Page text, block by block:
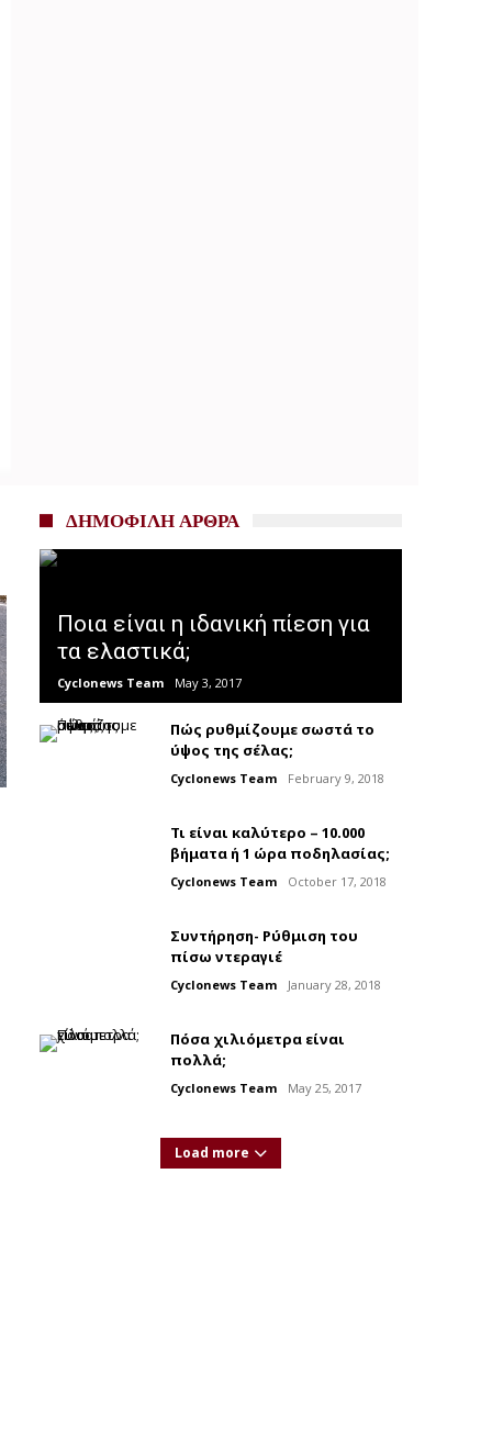
ΔΗΜΟΦΙΛΗ ΑΡΘΡΑ
Ποια είναι η ιδανική πίεση για
τα ελαστικά;
Cyclonews Team May 3, 2017
Πώς ρυθμίζουμε σωστά το
ύψος της σέλας;
Cyclonews Team February 9, 2018
Τι είναι καλύτερο – 10.000
βήματα ή 1 ώρα ποδηλασίας;
Cyclonews Team October 17, 2018
Συντήρηση- Ρύθμιση του
πίσω ντεραγιέ
Cyclonews Team January 28, 2018
Πόσα χιλιόμετρα είναι
πολλά;
Cyclonews Team May 25, 2017
Load more